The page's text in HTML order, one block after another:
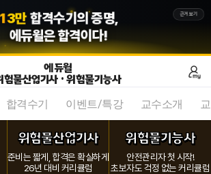
587만 회원의 선택,
에듀윌은 합격이다!
근거보기
에듀윌
험물산업기사 · 위험물기능사
합격수기 이벤트/특강 교수소개
위험물산업기사
준비는 짧게, 합격은 확실하게
26년 대비 커리큘럼
위험물기능사
안전관리자 첫 시작!
초보자도 걱정 없는 커리큘럼